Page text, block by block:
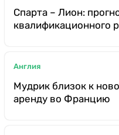
Спарта – Лион:
квалификационного
Англия
Мудрик близок к
аренду во Францию